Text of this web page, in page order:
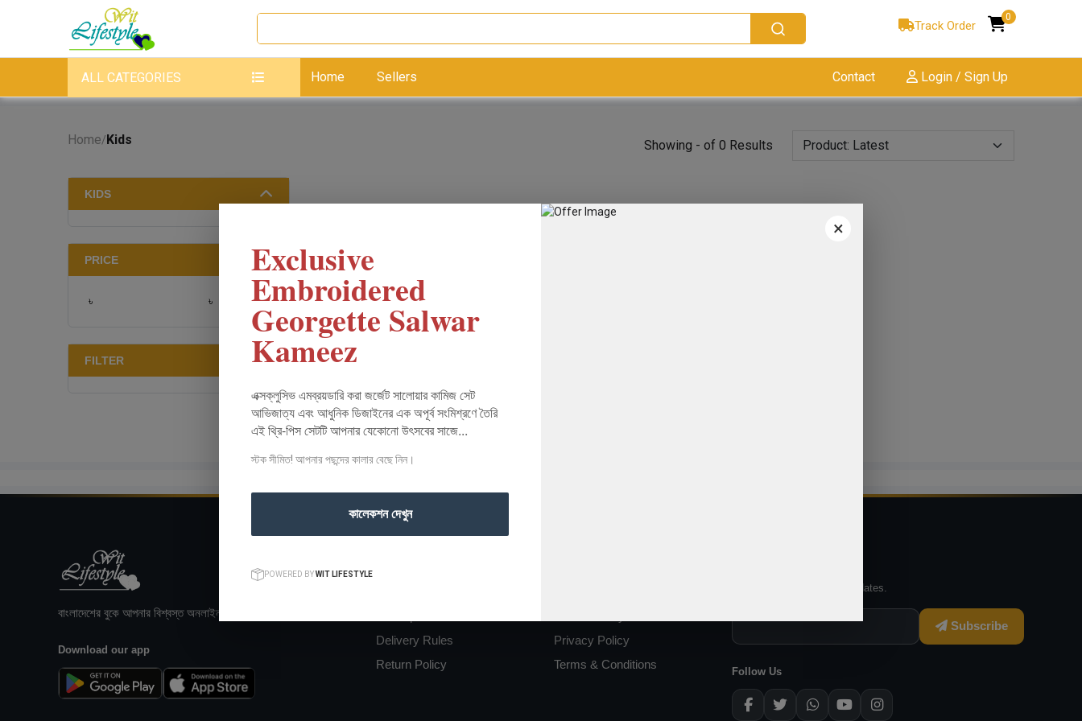
Track Order
0
ALL CATEGORIES Home Sellers Contact Login / Sign Up
Home/Kids Showing - of 0 Results
KIDS
PRICE
৳ ৳
FILTER
বাংলাদেশের বুকে আপনার বিশ্বস্ত অনলাইন শপিং গন্তব্য।
Download our app
Delivery Rules
Return Policy
Privacy Policy
Terms & Conditions
Subscribe for offers and updates.
Subscribe
Follow Us
×
Exclusive
Embroidered
Georgette Salwar
Kameez
এক্সক্লুসিভ এমব্রয়ডারি করা জর্জেট সালোয়ার কামিজ সেট
আভিজাত্য এবং আধুনিক ডিজাইনের এক অপূর্ব সংমিশ্রণে তৈরি
এই থ্রি-পিস সেটটি আপনার যেকোনো উৎসবের সাজে...
স্টক সীমিত! আপনার পছন্দের কালার বেছে নিন।
কালেকশন দেখুন
POWERED BYWIT LIFESTYLE